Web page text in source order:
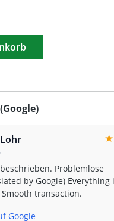
Modelle
mit
die
Sie die
an
nicht
sondern
★
Problemlose
transaction.
Google